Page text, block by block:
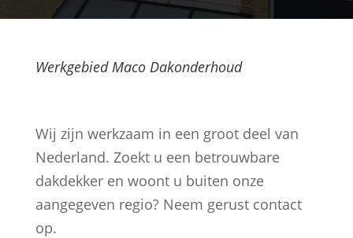
Werkgebied Maco Dakonderhoud
Wij zijn werkzaam in een groot deel van
Nederland. Zoekt u een betrouwbare
dakdekker en woont u buiten onze
aangegeven regio? Neem gerust contact
op.